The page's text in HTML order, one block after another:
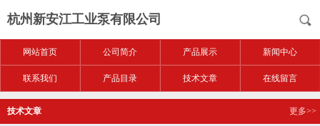
杭州新安江工业泵有限公司
网站首页 公司简介 产品展示 新闻中心
联系我们 产品目录 技术文章 在线留言
技术文章 更多>>